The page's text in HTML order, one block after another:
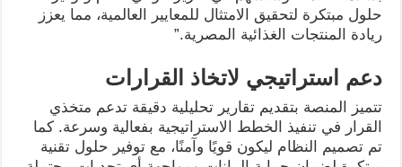
حلول مبتكرة لتحقيق الامتثال للمعايير العالمية، مما يعزز
ريادة المنتجات الغذائية المصرية.”
دعم استراتيجي لاتخاذ القرارات
تتميز المنصة بتقديم تقارير تحليلية دقيقة تدعم متخذي
القرار في تنفيذ الخطط الاستراتيجية بفعالية وسرعة. كما
تم تصميم النظام ليكون قويًا وآمنًا، مع توفير حلول تقنية